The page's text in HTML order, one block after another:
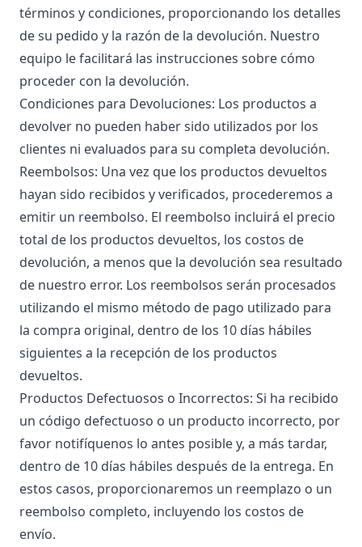
términos y condiciones, proporcionando los detalles
de su pedido y la razón de la devolución. Nuestro
equipo le facilitará las instrucciones sobre cómo
proceder con la devolución.
Condiciones para Devoluciones: Los productos a
devolver no pueden haber sido utilizados por los
clientes ni evaluados para su completa devolución.
Reembolsos: Una vez que los productos devueltos
hayan sido recibidos y verificados, procederemos a
emitir un reembolso. El reembolso incluirá el precio
total de los productos devueltos, los costos de
devolución, a menos que la devolución sea resultado
de nuestro error. Los reembolsos serán procesados
utilizando el mismo método de pago utilizado para
la compra original, dentro de los 10 días hábiles
siguientes a la recepción de los productos
devueltos.
Productos Defectuosos o Incorrectos: Si ha recibido
un código defectuoso o un producto incorrecto, por
favor notifíquenos lo antes posible y, a más tardar,
dentro de 10 días hábiles después de la entrega. En
estos casos, proporcionaremos un reemplazo o un
reembolso completo, incluyendo los costos de
envío.